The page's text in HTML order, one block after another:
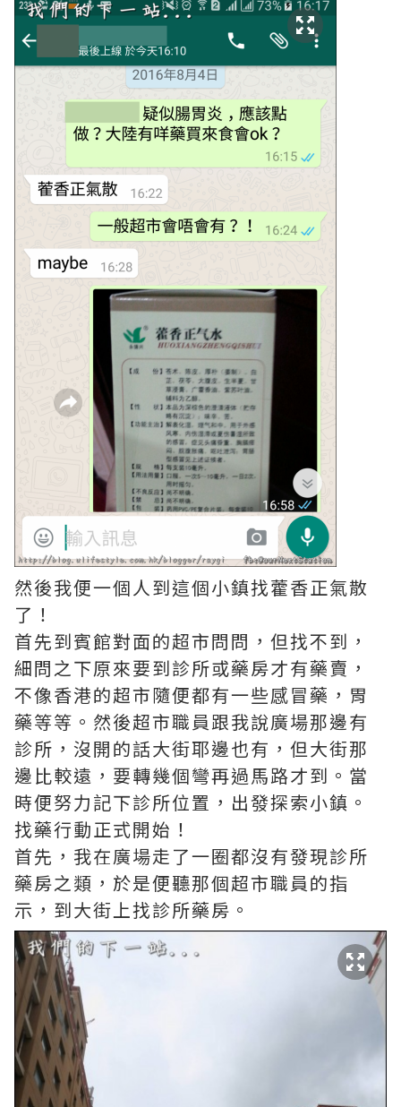
然後我便一個人到這個小鎮找藿香正氣散
了！
首先到賓館對面的超市問問，但找不到，
細問之下原來要到診所或藥房才有藥賣，
不像香港的超市隨便都有一些感冒藥，胃
藥等等。然後超市職員跟我說廣場那邊有
診所，沒開的話大街耶邊也有，但大街那
邊比較遠，要轉幾個彎再過馬路才到。當
時便努力記下診所位置，出發探索小鎮。
找藥行動正式開始！
首先，我在廣場走了一圈都沒有發現診所
藥房之類，於是便聽那個超市職員的指
示，到大街上找診所藥房。